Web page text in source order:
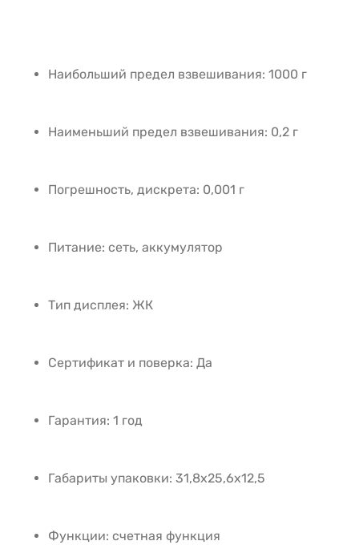
Наибольший предел взвешивания: 1000 г
Наименьший предел взвешивания: 0,2 г
Погрешность, дискрета: 0,001 г
Питание: сеть, аккумулятор
Тип дисплея: ЖК
Сертификат и поверка: Да
Гарантия: 1 год
Габариты упаковки: 31,8х25,6х12,5
Функции: счетная функция